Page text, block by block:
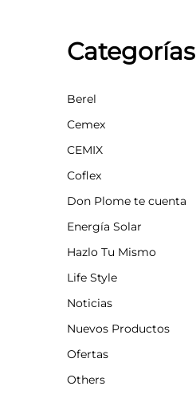
Categorías
Berel
Cemex
CEMIX
Coflex
Don Plome te cuenta
Energía Solar
Hazlo Tu Mismo
Life Style
Noticias
Nuevos Productos
Ofertas
Others